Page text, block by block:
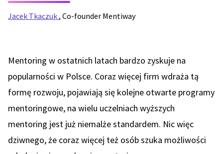
Jacek Tkaczuk, Co-founder Mentiway
Mentoring w ostatnich latach bardzo zyskuje na
popularności w Polsce. Coraz więcej firm wdraża tą
formę rozwoju, pojawiają się kolejne otwarte programy
mentoringowe, na wielu uczelniach wyższych
mentoring jest już niemalże standardem. Nic więc
dziwnego, że coraz więcej też osób szuka możliwości